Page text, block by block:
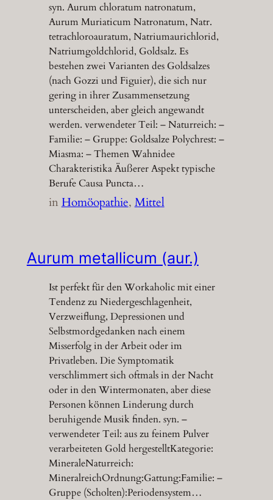
syn. Aurum chloratum natronatum,
Aurum Muriaticum Natronatum, Natr.
tetrachloroauratum, Natriumaurichlorid,
Natriumgoldchlorid, Goldsalz. Es
bestehen zwei Varianten des Goldsalzes
(nach Gozzi und Figuier), die sich nur
gering in ihrer Zusammensetzung
unterscheiden, aber gleich angewandt
werden. verwendeter Teil: – Naturreich: –
Familie: – Gruppe: Goldsalze Polychrest: –
Miasma: – Themen Wahnidee
Charakteristika Äußerer Aspekt typische
Berufe Causa Puncta…
inHomöopathie, Mittel
Aurum metallicum (aur.)
Ist perfekt für den Workaholic mit einer
Tendenz zu Niedergeschlagenheit,
Verzweiflung, Depressionen und
Selbstmordgedanken nach einem
Misserfolg in der Arbeit oder im
Privatleben. Die Symptomatik
verschlimmert sich oftmals in der Nacht
oder in den Wintermonaten, aber diese
Personen können Linderung durch
beruhigende Musik finden. syn. –
verwendeter Teil: aus zu feinem Pulver
verarbeiteten Gold hergestelltKategorie:
MineraleNaturreich:
MineralreichOrdnung:Gattung:Familie: –
Gruppe (Scholten):Periodensystem…